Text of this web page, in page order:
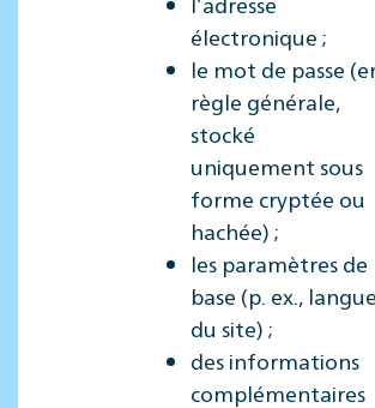
électronique ;
le mot de passe
règle générale,
stocké
uniquement sous
forme cryptée ou
hachée) ;
les paramètres de
base (p. ex., langue
du site) ;
des informations
complémentaires